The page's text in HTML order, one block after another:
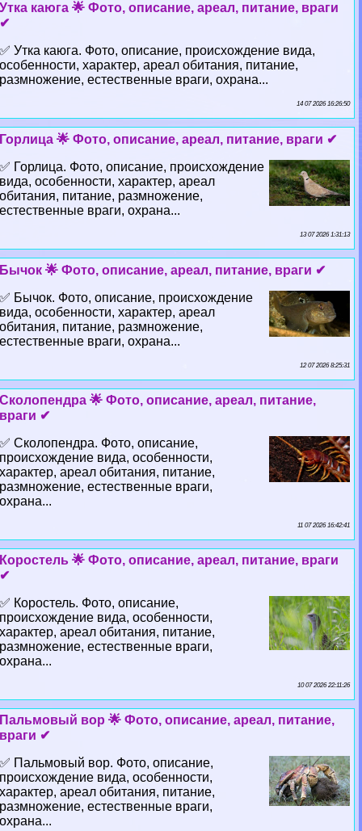
Утка каюга 🌟 Фото, описание, ареал, питание, враги
✔
✅ Утка каюга. Фото, описание, происхождение вида,
особенности, хаpaктер, ареал обитания, питание,
размножение, естественные враги, охрана...
14 07 2026 16:26:50
Горлица 🌟 Фото, описание, ареал, питание, враги ✔
✅ Горлица. Фото, описание, происхождение
вида, особенности, хаpaктер, ареал
обитания, питание, размножение,
естественные враги, охрана...
13 07 2026 1:31:13
Бычок 🌟 Фото, описание, ареал, питание, враги ✔
✅ Бычок. Фото, описание, происхождение
вида, особенности, хаpaктер, ареал
обитания, питание, размножение,
естественные враги, охрана...
12 07 2026 8:25:31
Сколопендра 🌟 Фото, описание, ареал, питание,
враги ✔
✅ Сколопендра. Фото, описание,
происхождение вида, особенности,
хаpaктер, ареал обитания, питание,
размножение, естественные враги,
охрана...
11 07 2026 16:42:41
Коростель 🌟 Фото, описание, ареал, питание, враги
✔
✅ Коростель. Фото, описание,
происхождение вида, особенности,
хаpaктер, ареал обитания, питание,
размножение, естественные враги,
охрана...
10 07 2026 22:11:26
Пальмовый вор 🌟 Фото, описание, ареал, питание,
враги ✔
✅ Пальмовый вор. Фото, описание,
происхождение вида, особенности,
хаpaктер, ареал обитания, питание,
размножение, естественные враги,
охрана...